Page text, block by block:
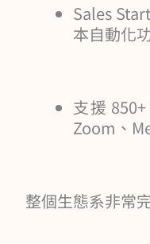
Sales
本自動化
支援
Zoom、
整個生態系非常